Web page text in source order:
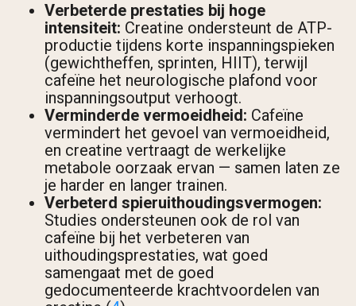
Verbeterde prestaties bij hoge
intensiteit: Creatine ondersteunt de ATP-
productie tijdens korte inspanningspieken
(gewichtheffen, sprinten, HIIT), terwijl
cafeïne het neurologische plafond voor
inspanningsoutput verhoogt.
Verminderde vermoeidheid: Cafeïne
vermindert het gevoel van vermoeidheid,
en creatine vertraagt de werkelijke
metabole oorzaak ervan — samen laten ze
je harder en langer trainen.
Verbeterd spieruithoudingsvermogen:
Studies ondersteunen ook de rol van
cafeïne bij het verbeteren van
uithoudingsprestaties, wat goed
samengaat met de goed
gedocumenteerde krachtvoordelen van